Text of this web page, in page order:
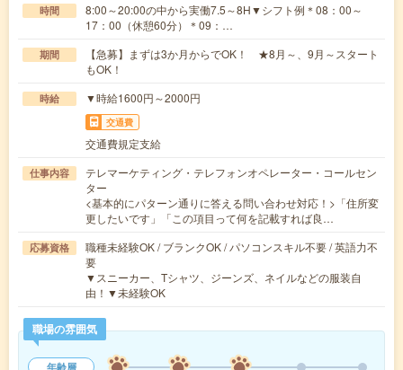
時間
8:00～20:00の中から実働7.5～8H▼シフト例＊08：00～
17：00（休憩60分）＊09：…
期間
【急募】まずは3か月からでOK！ ★8月～、9月～スタート
もOK！
時給 ▼時給1600円～2000円
交通費
交通費規定支給
仕事内容
テレマーケティング・テレフォンオペレーター・コールセン
ター
<基本的にパターン通りに答える問い合わせ対応！>「住所変
更したいです」「この項目って何を記載すれば良…
応募資格
職種未経験OK / ブランクOK / パソコンスキル不要 / 英語力不
要
▼スニーカー、Tシャツ、ジーンズ、ネイルなどの服装自
由！▼未経験OK
職場の雰囲気
年齢層